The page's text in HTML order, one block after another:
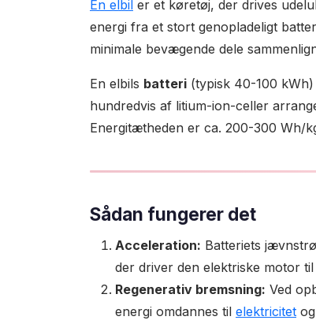
En elbil er et køretøj, der drives
energi fra et stort genopladeligt
minimale bevægende dele
En elbils batteri (typisk 40-100
hundredvis af litium-ion-celler
Energitætheden er ca. 200-300 Wh/
Sådan fungerer det
Acceleration: Batteriets
der driver den elektriske motor
Regenerativ bremsning: Ved
energi omdannes til elektricitet